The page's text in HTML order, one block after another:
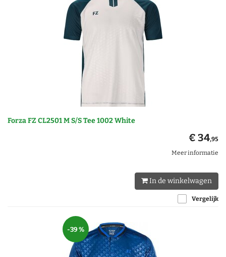
Forza FZ CL2501 M S/S Tee 1002 White
€ 34,95
Meer informatie
In de winkelwagen
Vergelijk
-39 %